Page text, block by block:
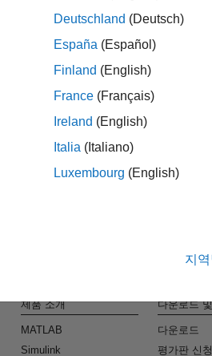
Deutschland (Deutsch)
España (Español)
Finland (English)
France (Français)
Ireland (English)
Italia (Italiano)
Luxembourg (English)
지
제품 소개
MATLAB
Simulink
다운로드
다운로드
평가판 신청